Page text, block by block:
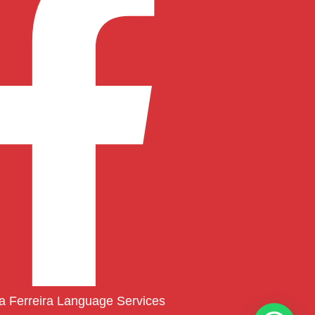
Ferreira Language Services